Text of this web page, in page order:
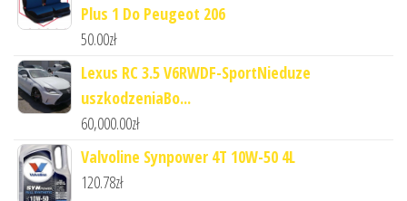
Plus 1 Do Peugeot 206
50.00zł
Lexus RC 3.5 V6RWDF-SportNieduze
uszkodzeniaBo...
60,000.00zł
Valvoline Synpower 4T 10W-50 4L
120.78zł